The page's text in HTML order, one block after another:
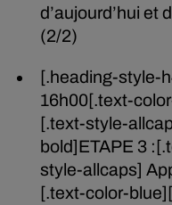
d’aujourd’hui et
(2/2)
[.heading-style-
16h00[.text-
[.text-style-
bold]ETAPE 3
style-allcaps]
[.text-color-